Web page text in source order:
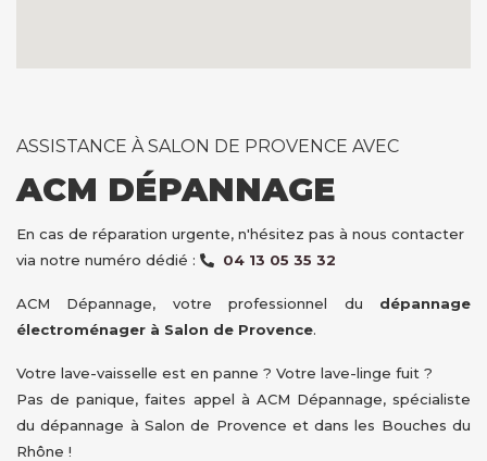
ASSISTANCE À SALON DE PROVENCE AVEC
ACM DÉPANNAGE
En cas de réparation urgente, n'hésitez pas à nous contacter
via notre numéro dédié :
04 13 05 35 32
ACM Dépannage, votre professionnel du dépannage
électroménager à Salon de Provence.
Votre lave-vaisselle est en panne ? Votre lave-linge fuit ?
Pas de panique, faites appel à ACM Dépannage, spécialiste
du dépannage à Salon de Provence et dans les Bouches du
Rhône !